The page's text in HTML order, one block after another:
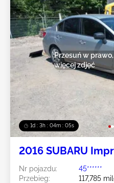
1d : 3h : 04m : 02s
Przesuń w
więcej zdjęć
2016 SUBARU
Nr pojazdu:
45******
Przebieg:
117,785